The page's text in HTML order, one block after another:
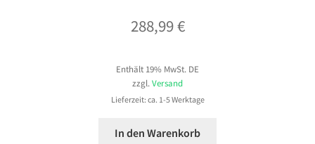
288,99€
Enthält 19% MwSt. DE
zzgl. Versand
Lieferzeit: ca. 1-5 Werktage
In den Warenkorb